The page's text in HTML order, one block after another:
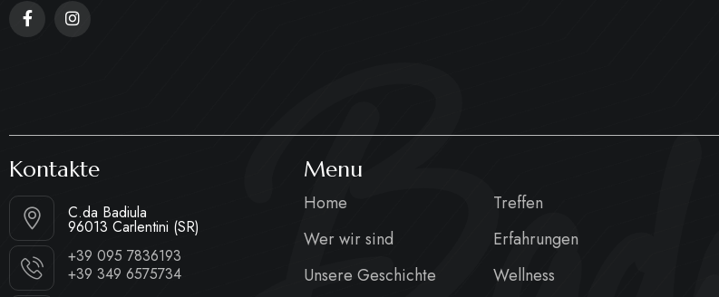
Kontakte
C.da Badiula
96013 Carlentini (SR)
+39 095 7836193
+39 349 6575734
Menu
Home
Wer wir sind
Unsere Geschichte
Treffen
Erfahrungen
Wellness